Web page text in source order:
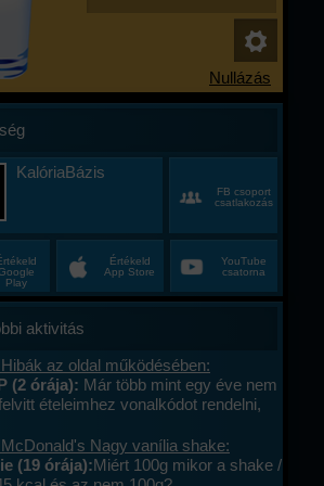
KalóriaBázis
FB csoport
csatlakozás
Play
Értékeld
App Store
YouTube
csatorna
aktivitás
az oldal működésében:
(2 órája): Már több mint egy éve nem
ételeimhez vonalkódot rendelni,
megy. A mások által megadott
le tudom olvasni , jól működik. .
cseréltem, a legújabb android fut,
Nagy vanília shake:
(19 órája):Miért 100g mikor a shake /